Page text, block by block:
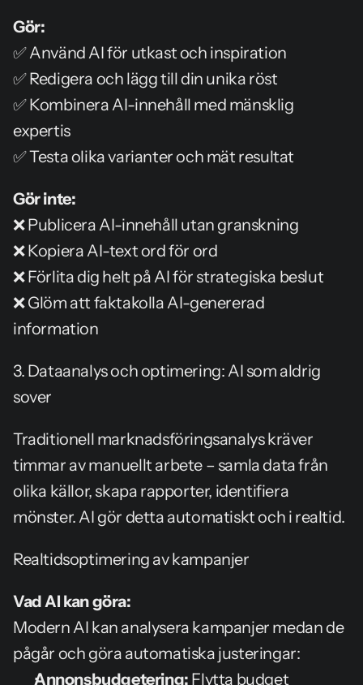
Gör:
✅ Använd AI för utkast och inspiration
✅ Redigera och lägg till din unika röst
✅ Kombinera AI-innehåll med mänsklig
expertis
✅ Testa olika varianter och mät resultat
Gör inte:
❌ Publicera AI-innehåll utan granskning
❌ Kopiera AI-text ord för ord
❌ Förlita dig helt på AI för strategiska beslut
❌ Glöm att faktakolla AI-genererad
information
3. Dataanalys och optimering: AI som aldrig
sover
Traditionell marknadsföringsanalys kräver
timmar av manuellt arbete – samla data från
olika källor, skapa rapporter, identifiera
mönster. AI gör detta automatiskt och i realtid.
Realtidsoptimering av kampanjer
Vad AI kan göra:
Modern AI kan analysera kampanjer medan de
pågår och göra automatiska justeringar:
Annonsbudgetering: Flytta budget